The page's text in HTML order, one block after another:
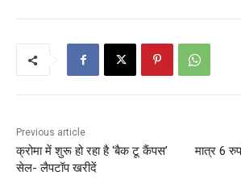
Previous article
क्रोमा में शुरू हो रहा है ‘बैक टू कैंपस’
सेल- लैपटॉप खरीदें
मात्र 6